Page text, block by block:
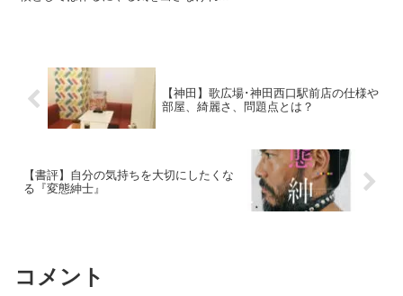
【神田】歌広場･神田西口駅前店の仕様や
部屋、綺麗さ、問題点とは？
【書評】自分の気持ちを大切にしたくな
る『変態紳士』
コメント